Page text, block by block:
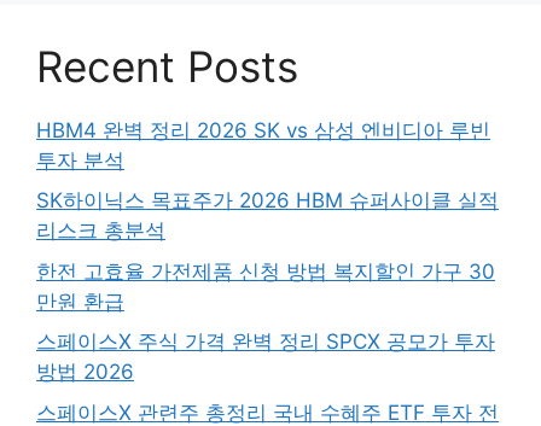
Recent Posts
HBM4 완벽 정리 2026 SK vs 삼성 엔비디아 루빈
투자 분석
SK하이닉스 목표주가 2026 HBM 슈퍼사이클 실적
리스크 총분석
한전 고효율 가전제품 신청 방법 복지할인 가구 30
만원 환급
스페이스X 주식 가격 완벽 정리 SPCX 공모가 투자
방법 2026
스페이스X 관련주 총정리 국내 수혜주 ETF 투자 전